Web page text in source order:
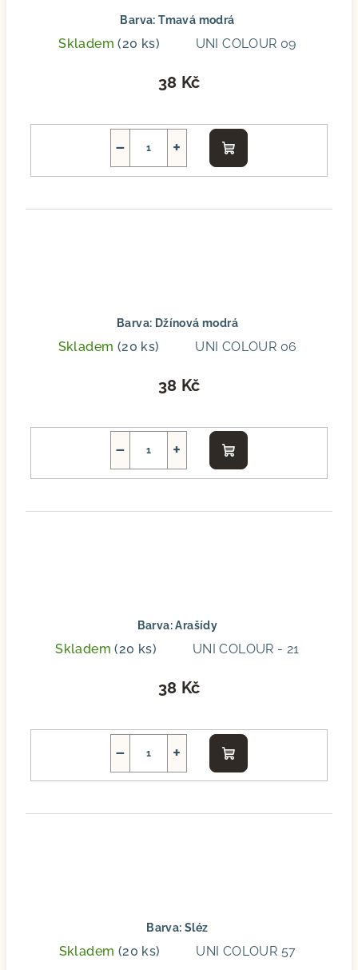
Barva: Tmavá modrá
Skladem(20 ks) UNI COLOUR 09
38 Kč
+
−
Do
košíku
Barva: Džínová modrá
Skladem (20 ks) UNI COLOUR 06
38 Kč
+
−
Do
košíku
Barva: Arašídy
Skladem(20 ks) UNI COLOUR - 21
38 Kč
+
−
Do
košíku
Barva: Sléz
Skladem (20 ks) UNI COLOUR 57